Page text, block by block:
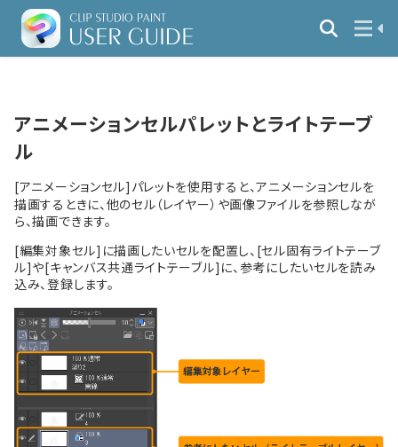
アニメーションセルパレットとライトテーブ
ル
[アニメーションセル]パレットを使用すると、アニメーションセルを
描画するときに、他のセル（レイヤー）や画像ファイルを参照しなが
ら、描画できます。
[編集対象セル]に描画したいセルを配置し、[セル固有ライトテーブ
ル]や[キャンバス共通ライトテーブル]に、参考にしたいセルを読み
込み、登録します。